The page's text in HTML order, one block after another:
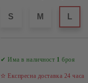
S M L
✔ Има в наличност 1 броя
✫ Експресна доставка 24 часа